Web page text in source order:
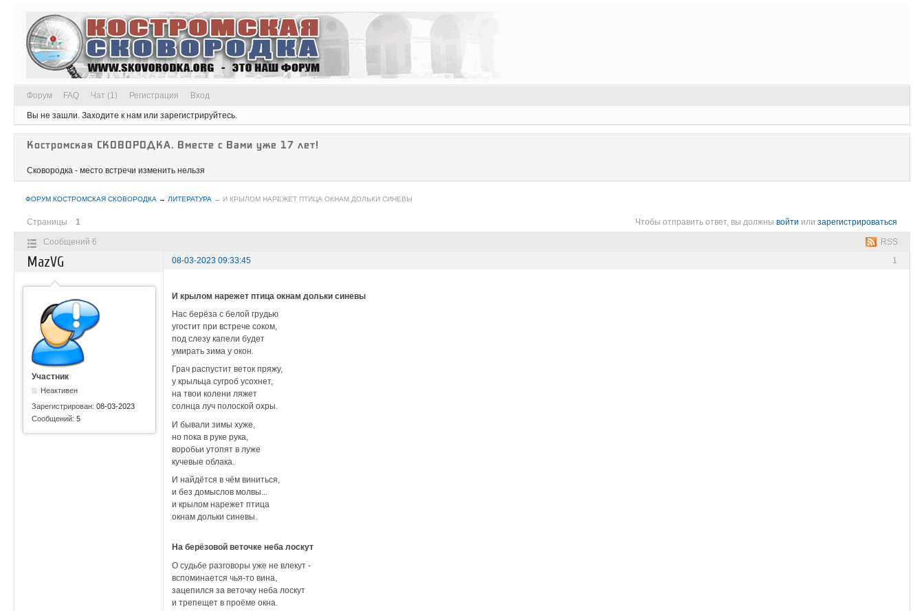
Форум FAQ Чат (1) Регистрация Вход
Вы не зашли. Заходите к нам или зарегистрируйтесь.
Костромская СКОВОРОДКА. Вместе с Вами уже 17 лет!
Сковородка - место встречи изменить нельзя
ФОРУМ КОСТРОМСКАЯ СКОВОРОДКА → ЛИТЕРАТУРА → И КРЫЛОМ НАРЕЖЕТ ПТИЦА ОКНАМ ДОЛЬКИ СИНЕВЫ
Страницы 1 Чтобы отправить ответ, вы должны войти или зарегистрироваться
RSS
Сообщений 6
1
MazVG 08-03-2023 09:33:45
Участник
Неактивен
Зарегистрирован:08-03-2023
Сообщений:5
И крылом нарежет птица окнам дольки синевы
Нас берёза с белой грудью
угостит при встрече соком,
под слезу капели будет
умирать зима у окон.
Грач распустит веток пряжу,
у крыльца сугроб усохнет,
на твои колени ляжет
солнца луч полоской охры.
И бывали зимы хуже,
но пока в руке рука,
воробьи утопят в луже
кучевые облака.
И найдётся в чём виниться,
и без домыслов молвы...
и крылом нарежет птица
окнам дольки синевы.
На берёзовой веточке неба лоскут
О судьбе разговоры уже не влекут -
вспоминается чья-то вина,
зацепился за веточку неба лоскут
и трепещет в проёме окна.